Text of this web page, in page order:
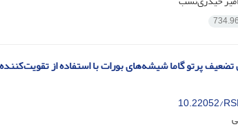
پرتو گاما شیشه‌های بورات با استفاده از
10.22052/